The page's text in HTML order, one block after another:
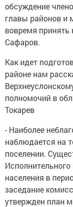
обсуждение
главы районов и
вовремя
Сафаров.
Как идет
районе нам
полномочий в
Токарев
- Наиболее
наблюдается на
поселении.
населения в
заседание
утвержден план